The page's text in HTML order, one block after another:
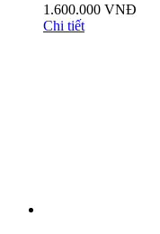
1.600.000 VNĐ
Chi tiết